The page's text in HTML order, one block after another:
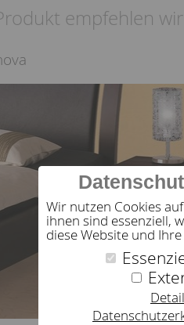
Wir nutzen Cookies
ihnen sind essenziell,
diese Website und
empfehlen wir